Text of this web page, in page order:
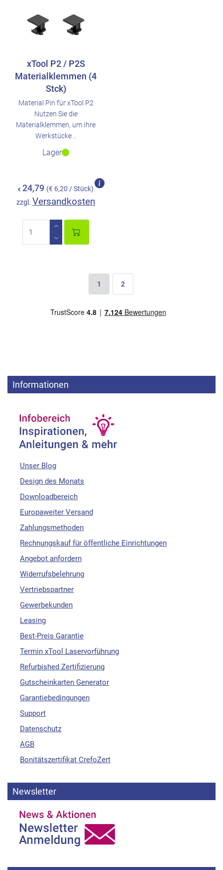
xTool P2 / P2S
Materialklemmen (4
Stck)
Material Pin für xTool P2
Nutzen Sie die
Materialklemmen, um Ihre
Werkstücke ..
Lager
€ 24,79 (€ 6,20 / Stück)
zzgl. Versandkosten
1 2
Informationen
Unser Blog
Design des Monats
Downloadbereich
Europaweiter Versand
Zahlungsmethoden
Rechnungskauf für öffentliche Einrichtungen
Angebot anfordern
Widerrufsbelehrung
Vertriebspartner
Gewerbekunden
Leasing
Best-Preis Garantie
Termin xTool Laservorführung
Refurbished Zertifizierung
Gutscheinkarten Generator
Garantiebedingungen
Support
Datenschutz
AGB
Bonitätszertifikat CrefoZert
Newsletter